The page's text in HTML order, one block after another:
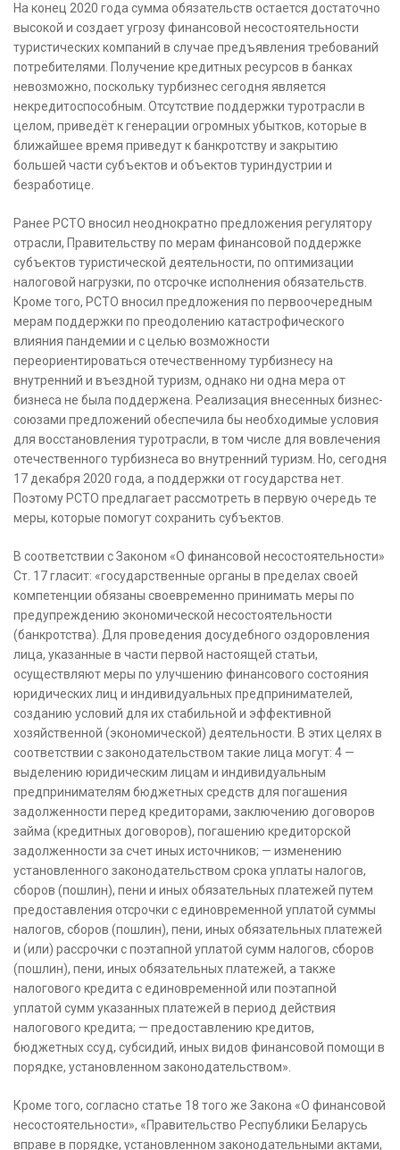
На конец 2020 года сумма обязательств остается достаточно
высокой и создает угрозу финансовой несостоятельности
туристических компаний в случае предъявления требований
потребителями. Получение кредитных ресурсов в банках
невозможно, поскольку турбизнес сегодня является
некредитоспособным. Отсутствие поддержки туротрасли в
целом, приведёт к генерации огромных убытков, которые в
ближайшее время приведут к банкротству и закрытию
большей части субъектов и объектов туриндустрии и
безработице.
Ранее РСТО вносил неоднократно предложения регулятору
отрасли, Правительству по мерам финансовой поддержке
субъектов туристической деятельности, по оптимизации
налоговой нагрузки, по отсрочке исполнения обязательств.
Кроме того, РСТО вносил предложения по первоочередным
мерам поддержки по преодолению катастрофического
влияния пандемии и с целью возможности
переориентироваться отечественному турбизнесу на
внутренний и въездной туризм, однако ни одна мера от
бизнеса не была поддержена. Реализация внесенных бизнес-
союзами предложений обеспечила бы необходимые условия
для восстановления туротрасли, в том числе для вовлечения
отечественного турбизнеса во внутренний туризм. Но, сегодня
17 декабря 2020 года, а поддержки от государства нет.
Поэтому РСТО предлагает рассмотреть в первую очередь те
меры, которые помогут сохранить субъектов.
В соответствии с Законом «О финансовой несостоятельности»
Ст. 17 гласит: «государственные органы в пределах своей
компетенции обязаны своевременно принимать меры по
предупреждению экономической несостоятельности
(банкротства). Для проведения досудебного оздоровления
лица, указанные в части первой настоящей статьи,
осуществляют меры по улучшению финансового состояния
юридических лиц и индивидуальных предпринимателей,
созданию условий для их стабильной и эффективной
хозяйственной (экономической) деятельности. В этих целях в
соответствии с законодательством такие лица могут: 4 —
выделению юридическим лицам и индивидуальным
предпринимателям бюджетных средств для погашения
задолженности перед кредиторами, заключению договоров
займа (кредитных договоров), погашению кредиторской
задолженности за счет иных источников; — изменению
установленного законодательством срока уплаты налогов,
сборов (пошлин), пени и иных обязательных платежей путем
предоставления отсрочки с единовременной уплатой суммы
налогов, сборов (пошлин), пени, иных обязательных платежей
и (или) рассрочки с поэтапной уплатой сумм налогов, сборов
(пошлин), пени, иных обязательных платежей, а также
налогового кредита с единовременной или поэтапной
уплатой сумм указанных платежей в период действия
налогового кредита; — предоставлению кредитов,
бюджетных ссуд, субсидий, иных видов финансовой помощи в
порядке, установленном законодательством».
Кроме того, согласно статье 18 того же Закона «О финансовой
несостоятельности», «Правительство Республики Беларусь
вправе в порядке, установленном законодательными актами,